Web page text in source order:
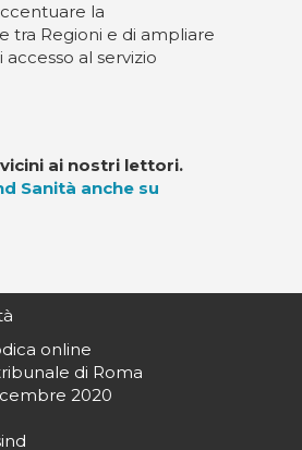
la
tra Regioni e di ampliare
al servizio
ai nostri lettori.
Sanità anche su
online
di Roma
2020